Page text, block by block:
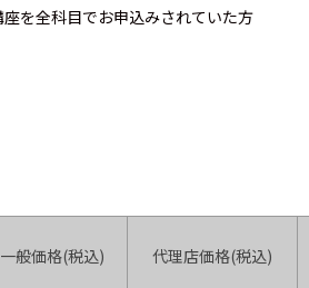
を全科目でお申込みされていた方
一般価格(税込)
代理店価格(税込)